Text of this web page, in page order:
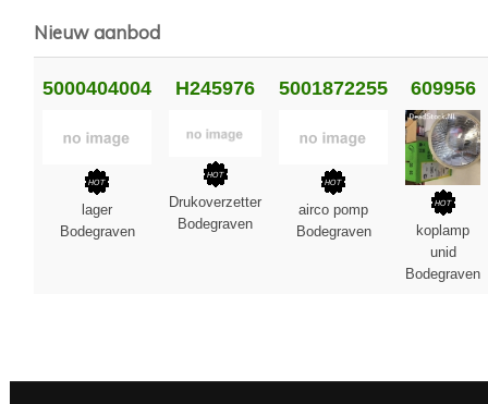
Nieuw aanbod
5000404004
lager
Bodegraven
H245976
Drukoverzetter
Bodegraven
5001872255
airco pomp
Bodegraven
609956
koplamp
unid
Bodegraven